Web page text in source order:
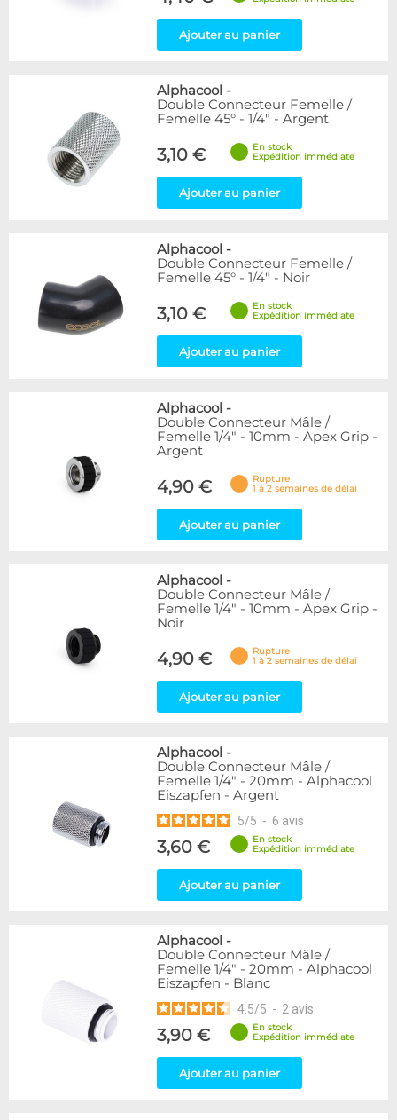
Ajouter au panier
Alphacool -
Double Connecteur Femelle /
Femelle 45° - 1/4" - Argent
3,10 €
En stock
Expédition immédiate
Ajouter au panier
Alphacool -
Double Connecteur Femelle /
Femelle 45° - 1/4" - Noir
3,10 €
En stock
Expédition immédiate
Ajouter au panier
Alphacool -
Double Connecteur Mâle /
Femelle 1/4" - 10mm - Apex Grip -
Argent
4,90 €
Rupture
1 à 2 semaines de délai
Ajouter au panier
Alphacool -
Double Connecteur Mâle /
Femelle 1/4" - 10mm - Apex Grip -
Noir
4,90 €
Rupture
1 à 2 semaines de délai
Ajouter au panier
Alphacool -
Double Connecteur Mâle /
Femelle 1/4" - 20mm - Alphacool
Eiszapfen - Argent
5/5 - 6 avis
3,60 €
En stock
Expédition immédiate
Ajouter au panier
Alphacool -
Double Connecteur Mâle /
Femelle 1/4" - 20mm - Alphacool
Eiszapfen - Blanc
4.5/5 - 2 avis
3,90 €
En stock
Expédition immédiate
Ajouter au panier